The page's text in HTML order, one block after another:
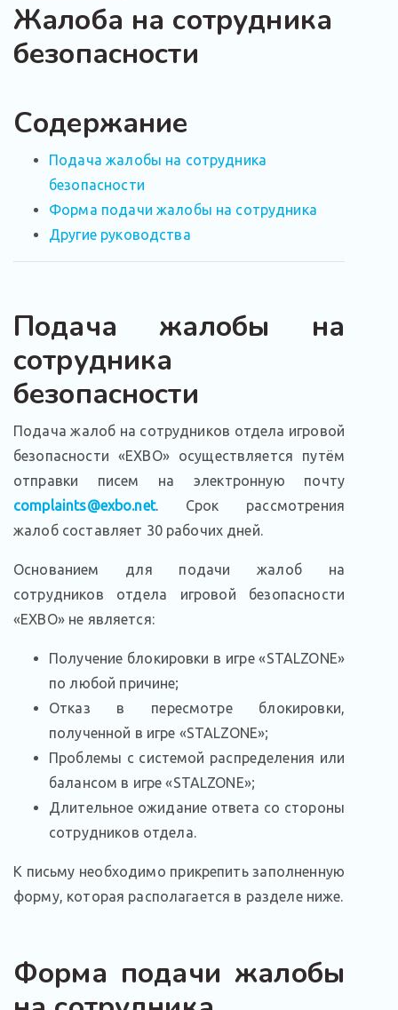
Жалоба на сотрудника
безопасности
Содержание
Подача жалобы на сотрудника
безопасности
Форма подачи жалобы на сотрудника
Другие руководства
Подача жалобы на
сотрудника
безопасности
Подача жалоб на сотрудников отдела игровой
безопасности «EXBO» осуществляется путём
отправки писем на электронную почту
complaints@exbo.net. Срок рассмотрения
жалоб составляет 30 рабочих дней.
Основанием для подачи жалоб на
сотрудников отдела игровой безопасности
«EXBO» не является:
Получение блокировки в игре «STALZONE»
по любой причине;
Отказ в пересмотре блокировки,
полученной в игре «STALZONE»;
Проблемы с системой распределения или
балансом в игре «STALZONE»;
Длительное ожидание ответа со стороны
сотрудников отдела.
К письму необходимо прикрепить заполненную
форму, которая располагается в разделе ниже.
Форма подачи жалобы